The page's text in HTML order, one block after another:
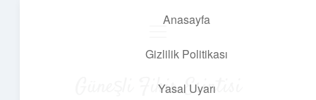
Anasayfa
Gizlilik Politikası
Yasal Uyarı
Güneşli Fikir Esintisi